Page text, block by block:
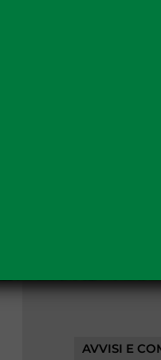
AVVISI E